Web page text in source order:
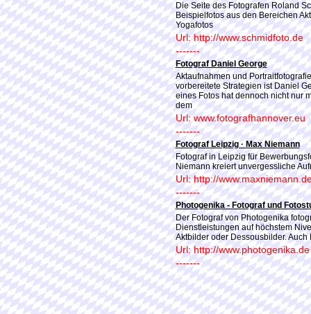
Die Seite des Fotografen Roland
Beispielfotos aus den Bereichen
Yogafotos
Url: http://www.schmidfoto.de
-------
Fotograf Daniel George
Aktaufnahmen und
vorbereitete Strategien ist Daniel
eines Fotos hat dennoch nicht nur
dem
Url: www.fotografhannover.eu
-------
Fotograf Leipzig · Max Niemann
Fotograf in Leipzig für
Niemann kreiert unvergessliche
Url: http://
-------
Photogenika - Fotograf und
Der Fotograf von Photogenika
Dienstleistungen auf höchstem
Aktbilder oder Dessousbilder.
Url: http://www.photogenika.de
-------